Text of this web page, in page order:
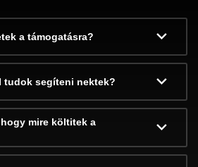
a támogatásra?
tudok segíteni nektek?
mire költitek a